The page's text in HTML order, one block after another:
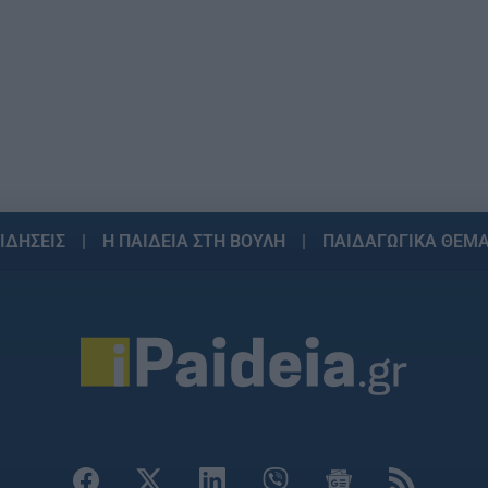
Η ΠΑΙΔΕΙΑ ΣΤΗ ΒΟΥΛΗ ΠΑΙΔΑΓΩΓΙΚΑ